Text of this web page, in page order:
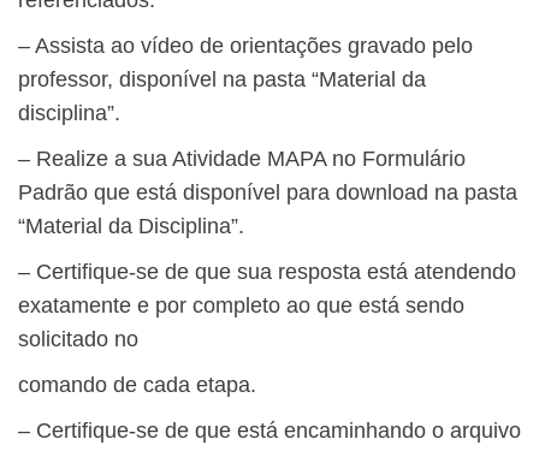
– Assista ao vídeo de orientações gravado pelo
professor, disponível na pasta “Material da
disciplina”.
– Realize a sua Atividade MAPA no Formulário
Padrão que está disponível para download na pasta
“Material da Disciplina”.
– Certifique-se de que sua resposta está atendendo
exatamente e por completo ao que está sendo
solicitado no
comando de cada etapa.
– Certifique-se de que está encaminhando o arquivo